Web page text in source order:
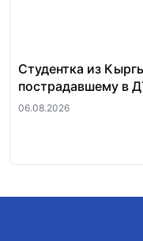
Студентка из
пострадавшему в
06.08.2026